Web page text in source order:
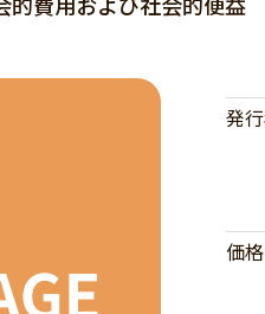
発
価